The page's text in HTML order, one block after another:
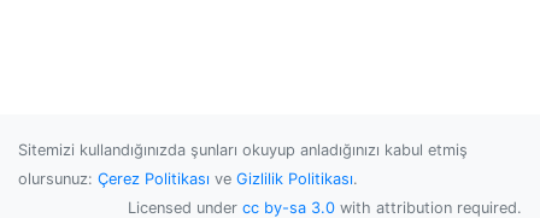
Sitemizi kullandığınızda şunları okuyup anladığınızı kabul etmiş
olursunuz: Çerez Politikası ve Gizlilik Politikası.
Licensed under cc by-sa 3.0 with attribution required.